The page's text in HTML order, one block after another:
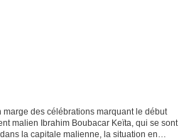
marge des célébrations marquant le début
malien Ibrahim Boubacar Keïta, qui se sont
la capitale malienne, la situation en